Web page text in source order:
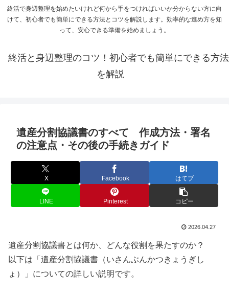
終活で身辺整理を始めたいけれど何から手をつければいいか分からない方に向
けて、初心者でも簡単にできる方法とコツを解説します。効率的な進め方を知
って、安心できる準備を始めましょう。
終活と身辺整理のコツ！初心者でも簡単にできる方法
を解説
遺産分割協議書のすべて 作成方法・署名
の注意点・その後の手続きガイド
X Facebook はてブ
LINE Pinterest コピー
2026.04.27
遺産分割協議書とは何か、どんな役割を果たすのか？
以下は「遺産分割協議書（いさんぶんかつきょうぎし
ょ）」についての詳しい説明です。